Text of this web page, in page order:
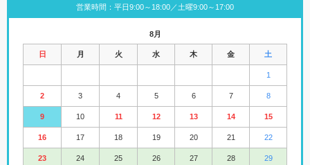
営業時間：平日9:00～18:00／土曜9:00～17:00
8月
日 月 火 水 木 金 土
1
2 3 4 5 6 7 8
9 10 11 12 13 14 15
16 17 18 19 20 21 22
23 24 25 26 27 28 29